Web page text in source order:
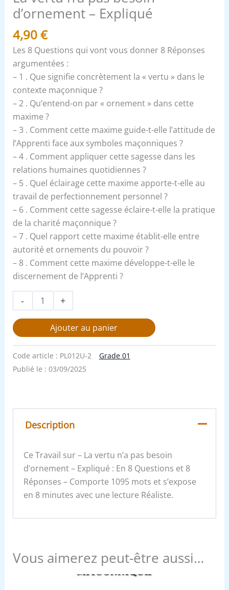
d’ornement – Expliqué
4,90€
Les 8 Questions qui vont vous donner 8 Réponses
argumentées :
– 1 . Que signifie concrètement la « vertu » dans le
contexte maçonnique ?
– 2 . Qu’entend-on par « ornement » dans cette
maxime ?
– 3 . Comment cette maxime guide-t-elle l’attitude de
l’Apprenti face aux symboles maçonniques ?
– 4 . Comment appliquer cette sagesse dans les
relations humaines quotidiennes ?
– 5 . Quel éclairage cette maxime apporte-t-elle au
travail de perfectionnement personnel ?
– 6 . Comment cette sagesse éclaire-t-elle la pratique
de la charité maçonnique ?
– 7 . Quel rapport cette maxime établit-elle entre
autorité et ornements du pouvoir ?
– 8 . Comment cette maxime développe-t-elle le
discernement de l’Apprenti ?
- +
Ajouter au panier
Code article : PL012U-2
Grade 01
Publié le : 03/09/2025
Description
Ce Travail sur – La vertu n’a pas besoin
d’ornement – Expliqué : En 8 Questions et 8
Réponses – Comporte 1095 mots et s’expose
en 8 minutes avec une lecture Réaliste.
Vous aimerez peut-être aussi…